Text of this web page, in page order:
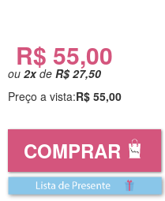
R$ 55,00
ou2xdeR$ 27,50
Preço a vista:R$ 55,00
COMPRAR